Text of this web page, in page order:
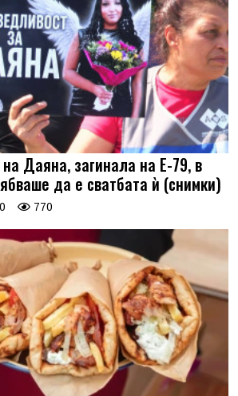
Даяна, загинала на Е-79, в
да е сватбата ѝ (снимки)
0 770